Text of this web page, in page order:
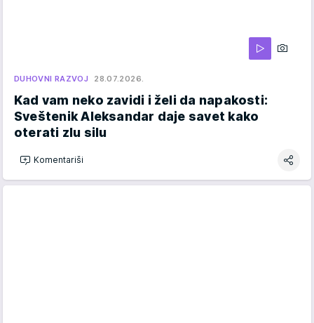
DUHOVNI RAZVOJ 28.07.2026.
Kad vam neko zavidi i želi da napakosti:
Sveštenik Aleksandar daje savet kako
oterati zlu silu
Komentariši